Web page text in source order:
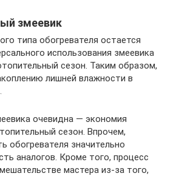
змеевик
типа обогревателя остается
использования змеевика
сезон. Таким образом,
лишней влажности в
очевидна — экономия
сезон. Впрочем,
обогревателя значительно
аналогов. Кроме того, процесс
мастера из-за того,